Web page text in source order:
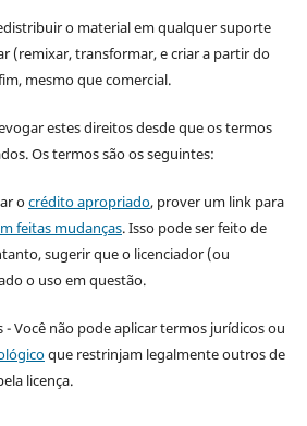
o material em qualquer suporte
(remixar, transformar, e criar a partir do
mesmo que comercial.
estes direitos desde que os termos
Os termos são os seguintes:
ocrédito apropriado, prover um link para
feitas mudanças. Isso pode ser feito de
sugerir que o licenciador (ou
o uso em questão.
- Você não pode aplicar termos jurídicos ou
que restrinjam legalmente outros de
licença.